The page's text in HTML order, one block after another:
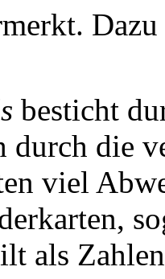
besticht
durch die
viel
als